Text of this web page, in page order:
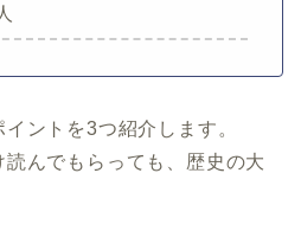
ントを3つ紹介します。
んでもらっても、歴史の大